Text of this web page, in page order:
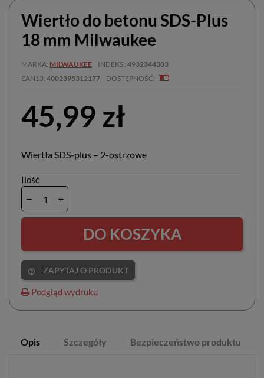
Wiertło do betonu SDS-Plus
18 mm Milwaukee
MARKA MILWAUKEE INDEKS 4932344303
EAN13 4002395312177 DOSTĘPNOŚĆ
45,99 zł
Wiertła SDS-plus – 2-ostrzowe
Ilość
DO KOSZYKA
help_outline ZAPYTAJ O PRODUKT
Podgląd wydruku
Opis Szczegóły Bezpieczeństwo produktu